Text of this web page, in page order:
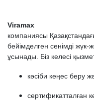
Viramax
компаниясы
бейімделген сенімді
ұсынады. Біз келесі
кәсіби кеңес беру
сертификатталған